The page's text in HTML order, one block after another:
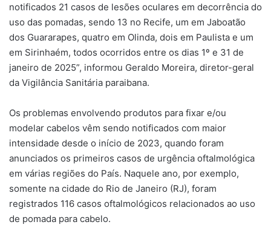
notificados 21 casos de lesões oculares em decorrência do
uso das pomadas, sendo 13 no Recife, um em Jaboatão
dos Guararapes, quatro em Olinda, dois em Paulista e um
em Sirinhaém, todos ocorridos entre os dias 1º e 31 de
janeiro de 2025”, informou Geraldo Moreira, diretor-geral
da Vigilância Sanitária paraibana.
Os problemas envolvendo produtos para fixar e/ou
modelar cabelos vêm sendo notificados com maior
intensidade desde o início de 2023, quando foram
anunciados os primeiros casos de urgência oftalmológica
em várias regiões do País. Naquele ano, por exemplo,
somente na cidade do Rio de Janeiro (RJ), foram
registrados 116 casos oftalmológicos relacionados ao uso
de pomada para cabelo.